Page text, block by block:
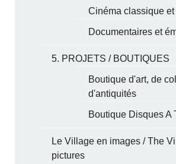
Cinéma classique
Documentaires et
5. PROJETS / BOUTIQUES
Boutique d'art, de
d'antiquités
Boutique Disques A
Le Village en images / The
pictures